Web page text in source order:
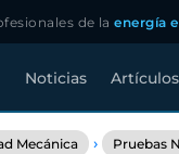
de laenergía
Noticias Artículos
Mecánica › Pruebas